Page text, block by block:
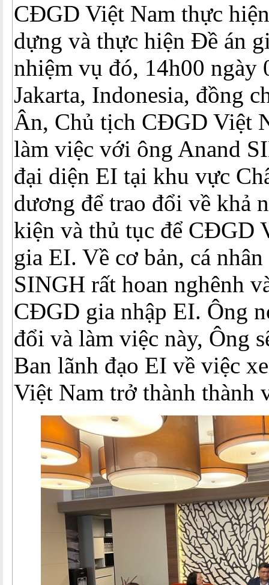
CĐGD Việt Nam thực
dựng và thực hiện Đề án
nhiệm vụ đó, 14h00 ngày
Jakarta, Indonesia, đồng
Ân, Chủ tịch CĐGD Việt
làm việc với ông Anand
đại diện EI tại khu vực
dương để trao đổi về khả
kiện và thủ tục để CĐGD
gia EI. Về cơ bản, cá
SINGH rất hoan nghênh
CĐGD gia nhập EI. Ông
đổi và làm việc này, Ông
Ban lãnh đạo EI về việc
Việt Nam trở thành thành